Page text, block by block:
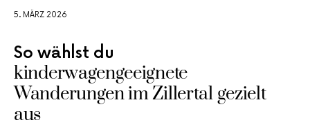
5. MÄRZ 2026
So wählst du
kinderwagengeeignete
Wanderungen im Zillertal gezielt
aus